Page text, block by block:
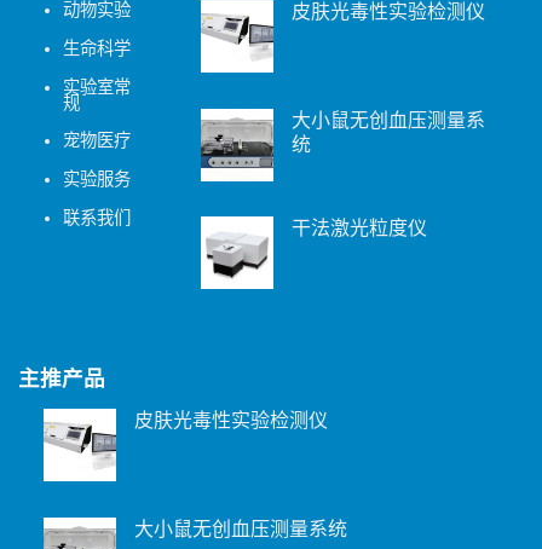
动物实验
生命科学
实验室常
规
宠物医疗
实验服务
联系我们
皮肤光毒性实验检测仪
大小鼠无创血压测量系
统
干法激光粒度仪
主推产品
皮肤光毒性实验检测仪
大小鼠无创血压测量系统